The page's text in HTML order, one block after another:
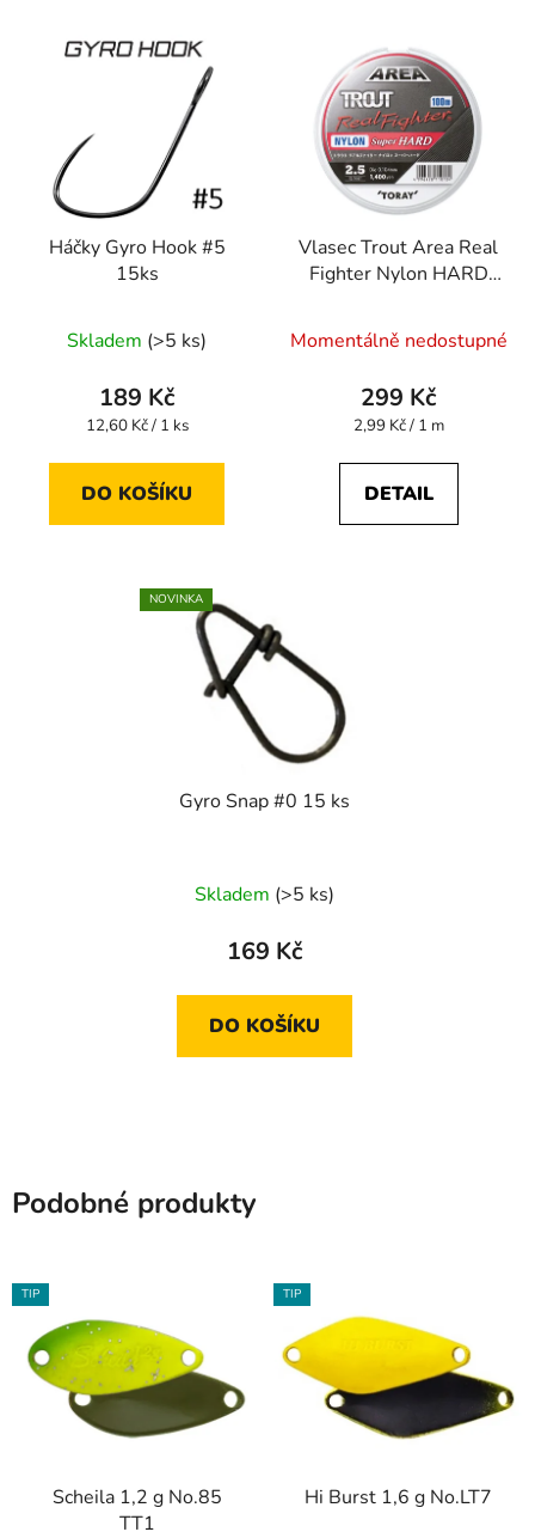
Háčky Gyro Hook #5
15ks
Skladem (>5 ks)
189 Kč
Měrná
12,60 Kč / 1 ks
DO KOŠÍKU
Vlasec Trout Area Real
Fighter Nylon HARD
Momentálně nedostupné
299 Kč
Měrná
2,99 Kč / 1 m
DETAIL
NOVINKA
Gyro Snap #0 15 ks
Skladem (>5 ks)
169 Kč
DO KOŠÍKU
Podobné produkty
TIP
Scheila 1,2 g No.85
TT1
TIP
Hi Burst 1,6 g No.LT7